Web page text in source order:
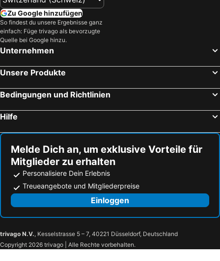
Zu Google hinzufügen
So findest du unsere Ergebnisse ganz
einfach: Füge trivago als bevorzugte
Quelle bei Google hinzu.
Unternehmen
Unsere Produkte
Bedingungen und Richtlinien
Hilfe
Melde Dich an, um exklusive Vorteile für
Mitglieder zu erhalten
Personalisiere Dein Erlebnis
Treueangebote und Mitgliederpreise
Einloggen
trivago N.V., Kesselstrasse 5 – 7, 40221 Düsseldorf, Deutschland
Copyright 2026 trivago | Alle Rechte vorbehalten.